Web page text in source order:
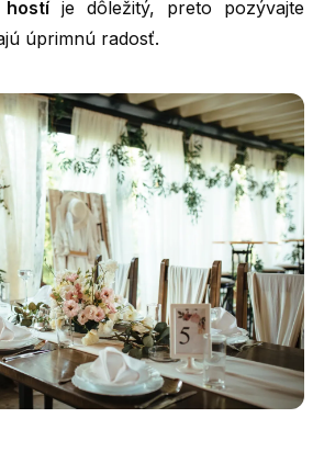
hostí je dôležitý, preto pozývajte
úprimnú radosť.